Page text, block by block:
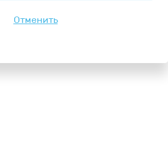
Отменить